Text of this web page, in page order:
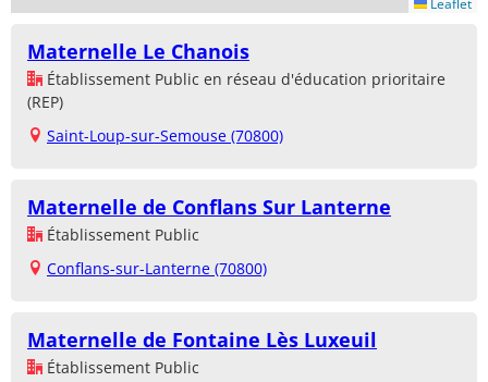
Maternelle Le Chanois
Établissement Public en réseau d'éducation prioritaire
(REP)
Saint-Loup-sur-Semouse (70800)
Maternelle de Conflans Sur Lanterne
Établissement Public
Conflans-sur-Lanterne (70800)
Maternelle de Fontaine Lès Luxeuil
Établissement Public